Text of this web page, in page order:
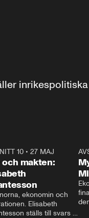
10 •27 MAJ
och makten:
ekonomin och
Elisabeth
ställs till svars